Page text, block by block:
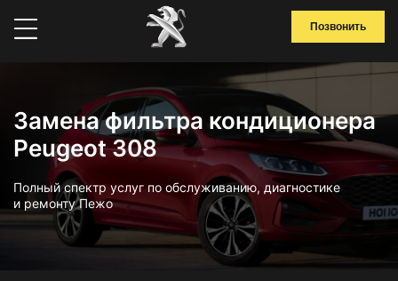
Позвонить
Замена фильтра кондиционера
Peugeot 308
Полный спектр услуг по обслуживанию, диагностике
и ремонту Пежо